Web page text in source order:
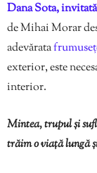
Dana Sota,
de Mihai Morar
adevărata
exterior, este
interior.
Mintea, trupul și
trăim o viață lungă